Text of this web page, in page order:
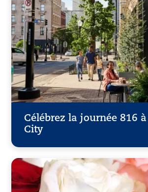
Célébrez la journée 816
City